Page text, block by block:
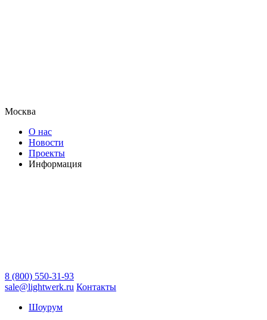
Москва
О нас
Новости
Проекты
Информация
8 (800) 550-31-93
sale@lightwerk.ru Контакты
Шоурум